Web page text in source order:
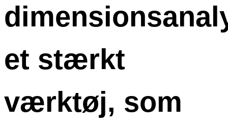
et stærkt
værktøj, som